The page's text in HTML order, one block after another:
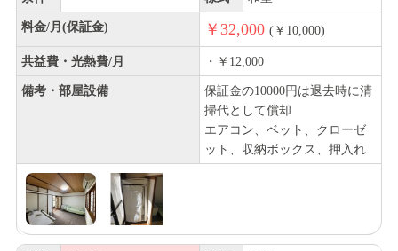
料金/月(保証金) ￥32,000 (￥10,000)
共益費・光熱費/月 ・￥12,000
備考・部屋設備
保証金の10000円は退去時に清
掃代として償却
エアコン、ベット、クローゼ
ット、収納ボックス、押入れ